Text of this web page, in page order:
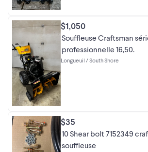
$1,050
Souffleuse Craftsman
professionnelle 16,50.
Longueuil / South Shore
$35
10 Shear bolt 7152349
souffleuse